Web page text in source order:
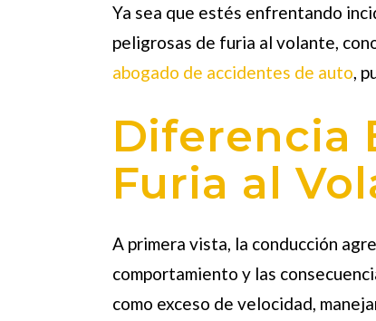
Ya sea que estés enfrentando
peligrosas de furia al volante,
abogado de accidentes de auto ,
Diferencia
Furia al
A primera vista, la conducción
comportamiento y las
como exceso de velocidad,